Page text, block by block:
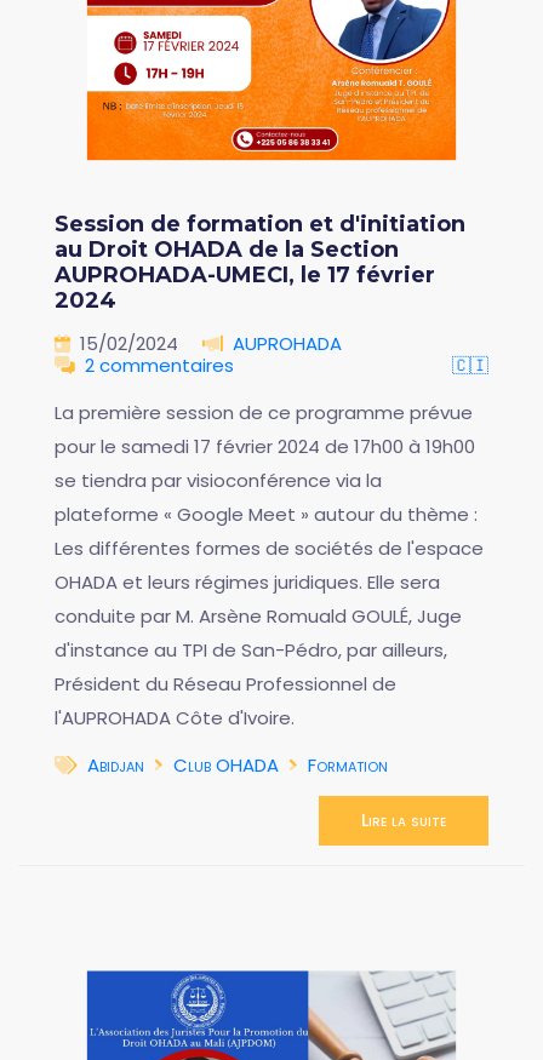
Session de formation et d'initiation
au Droit OHADA de la Section
AUPROHADA-UMECI, le 17 février
2024
15/02/2024
AUPROHADA
2 commentaires
🇨🇮
La première session de ce programme prévue
pour le samedi 17 février 2024 de 17h00 à 19h00
se tiendra par visioconférence via la
plateforme « Google Meet » autour du thème :
Les différentes formes de sociétés de l'espace
OHADA et leurs régimes juridiques. Elle sera
conduite par M. Arsène Romuald GOULÉ, Juge
d'instance au TPI de San-Pédro, par ailleurs,
Président du Réseau Professionnel de
l'AUPROHADA Côte d'Ivoire.
Abidjan
Club OHADA Formation
Lire la suite